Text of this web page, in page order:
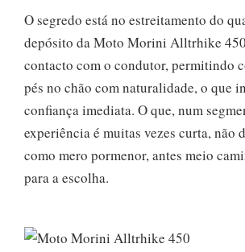
O segredo está no estreitamento do
depósito da Moto Morini Alltrhike
contacto com o condutor, permitindo
pés no chão com naturalidade, o que
confiança imediata. O que, num
experiência é muitas vezes curta, não
como mero pormenor, antes meio
para a escolha.